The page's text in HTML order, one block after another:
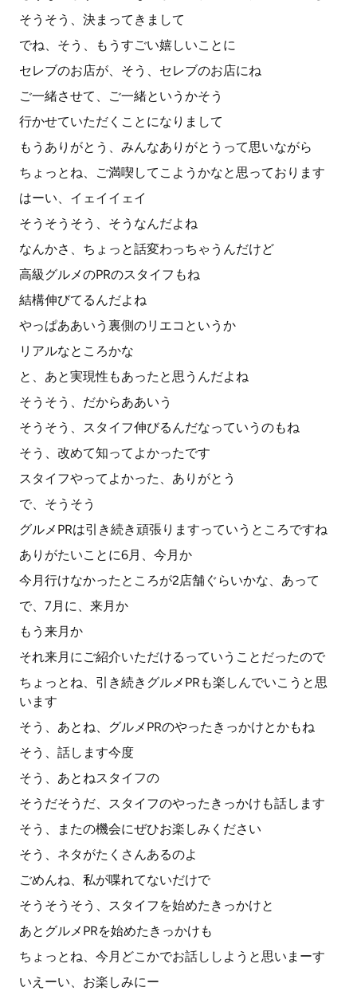
そうそう、決まってきまして
でね、そう、もうすごい嬉しいことに
セレブのお店が、そう、セレブのお店にね
ご一緒させて、ご一緒というかそう
行かせていただくことになりまして
もうありがとう、みんなありがとうって思いながら
ちょっとね、ご満喫してこようかなと思っております
はーい、イェイイェイ
そうそうそう、そうなんだよね
なんかさ、ちょっと話変わっちゃうんだけど
高級グルメのPRのスタイフもね
結構伸びてるんだよね
やっぱああいう裏側のリエコというか
リアルなところかな
と、あと実現性もあったと思うんだよね
そうそう、だからああいう
そうそう、スタイフ伸びるんだなっていうのもね
そう、改めて知ってよかったです
スタイフやってよかった、ありがとう
で、そうそう
グルメPRは引き続き頑張りますっていうところですね
ありがたいことに6月、今月か
今月行けなかったところが2店舗ぐらいかな、あって
で、7月に、来月か
もう来月か
それ来月にご紹介いただけるっていうことだったので
ちょっとね、引き続きグルメPRも楽しんでいこうと思
います
そう、あとね、グルメPRのやったきっかけとかもね
そう、話します今度
そう、あとねスタイフの
そうだそうだ、スタイフのやったきっかけも話します
そう、またの機会にぜひお楽しみください
そう、ネタがたくさんあるのよ
ごめんね、私が喋れてないだけで
そうそうそう、スタイフを始めたきっかけと
あとグルメPRを始めたきっかけも
ちょっとね、今月どこかでお話ししようと思いまーす
いえーい、お楽しみにー